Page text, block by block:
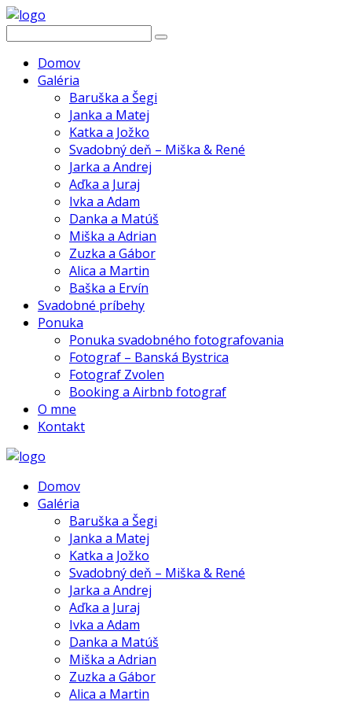
Domov
Galéria
Baruška a Šegi
Janka a Matej
Katka a Jožko
Svadobný deň – Miška & René
Jarka a Andrej
Aďka a Juraj
Ivka a Adam
Danka a Matúš
Miška a Adrian
Zuzka a Gábor
Alica a Martin
Baška a Ervín
Svadobné príbehy
Ponuka
Ponuka svadobného fotografovania
Fotograf – Banská Bystrica
Fotograf Zvolen
Booking a Airbnb fotograf
O mne
Kontakt
Domov
Galéria
Baruška a Šegi
Janka a Matej
Katka a Jožko
Svadobný deň – Miška & René
Jarka a Andrej
Aďka a Juraj
Ivka a Adam
Danka a Matúš
Miška a Adrian
Zuzka a Gábor
Alica a Martin